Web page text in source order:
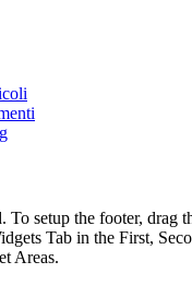
To setup the footer, drag
Tab in the First,
Areas.